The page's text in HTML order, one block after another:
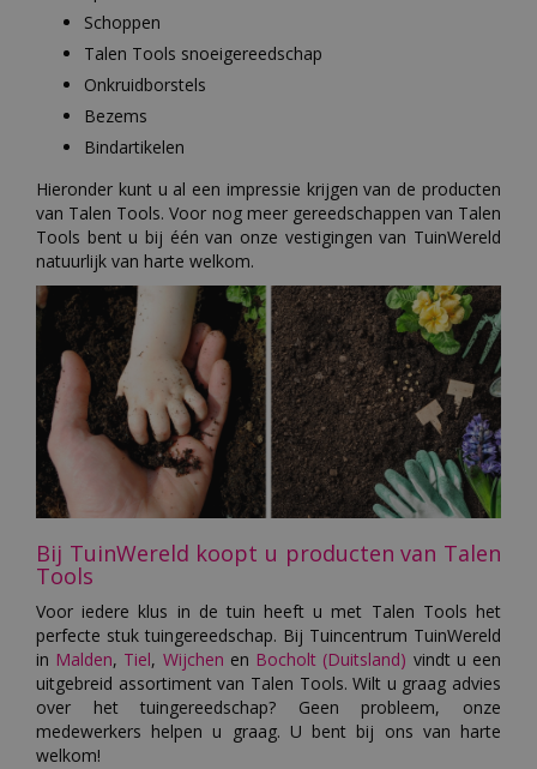
Schoppen
Talen Tools snoeigereedschap
Onkruidborstels
Bezems
Bindartikelen
Hieronder kunt u al een impressie krijgen van de producten
van Talen Tools. Voor nog meer gereedschappen van Talen
Tools bent u bij één van onze vestigingen van TuinWereld
natuurlijk van harte welkom.
Bij TuinWereld koopt u producten van Talen
Tools
Voor iedere klus in de tuin heeft u met Talen Tools het
perfecte stuk tuingereedschap. Bij Tuincentrum TuinWereld
in Malden, Tiel, Wijchen en Bocholt (Duitsland) vindt u een
uitgebreid assortiment van Talen Tools. Wilt u graag advies
over het tuingereedschap? Geen probleem, onze
medewerkers helpen u graag. U bent bij ons van harte
welkom!